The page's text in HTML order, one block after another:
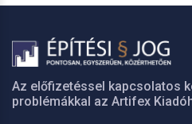
Az előfizetéssel kapcsolatos
problémákkal az Artifex